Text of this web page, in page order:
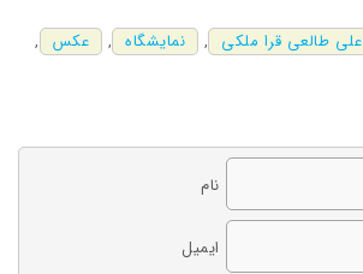
علی طالعی قرا ملکی , نمایشگاه , عکس
,
نام
ایمیل